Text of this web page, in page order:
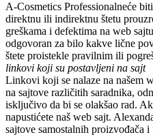
A-Cosmetics Professionalneće
direktnu ili indirektnu štetu
greškama i defektima na web
odgovoran za bilo kakve lične
štete proistekle pravilnim ili
linkovi koji su postavljeni na sajt
Linkovi koji se nalaze na našem
na sajtove različitih saradnika,
isključivo da bi se olakšao rad.
napustićete naš web sajt.
sajtove samostalnih